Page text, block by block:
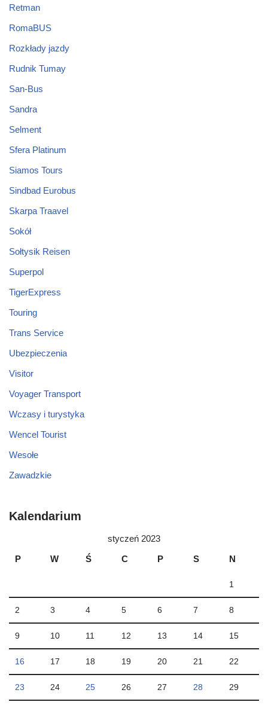
Retman
RomaBUS
Rozkłady jazdy
Rudnik Tumay
San-Bus
Sandra
Selment
Sfera Platinum
Siamos Tours
Sindbad Eurobus
Skarpa Traavel
Sokół
Sołtysik Reisen
Superpol
TigerExpress
Touring
Trans Service
Ubezpieczenia
Visitor
Voyager Transport
Wczasy i turystyka
Wencel Tourist
Wesołe
Zawadzkie
Kalendarium
styczeń 2023
P
W Ś C P S N
1
2 3 4 5 6 7 8
9 10 11 12 13 14 15
16 17 18 19 20 21 22
23 24 25 26 27 28 29